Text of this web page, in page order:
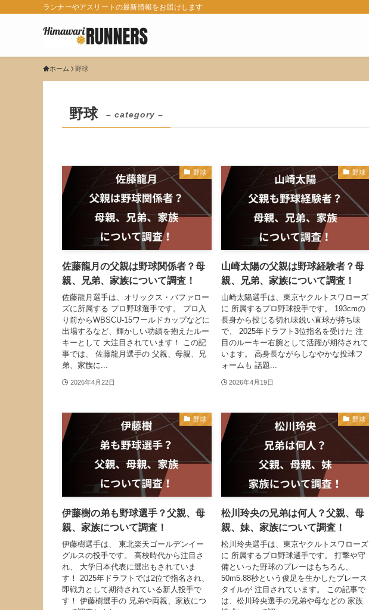
ランナーやアスリートの最新情報をお届けします
ホーム 野球
野球 – category –
野球
佐藤龍月の父親は野球関係者？母
親、兄弟、家族について調査！
佐藤龍月選手は、オリックス・バファロー
ズに所属する プロ野球選手です。 プロ入
り前からWBSCU-15ワールドカップなどに
出場するなど、輝かしい功績を抱えたルー
キーとして 大注目されています！ この記
事では、 佐藤龍月選手の 父親、母親、兄
弟、家族に...
2026年4月22日
野球
山崎太陽の父親は野球経験者？母
親、兄弟、家族について調査！
山崎太陽選手は、東京ヤクルトスワローズ
に 所属するプロ野球投手です。 193cmの
長身から投じる切れ味鋭い直球が持ち味
で、 2025年ドラフト3位指名を受けた 注
目のルーキー右腕として活躍が期待されて
います。 高身長ながらしなやかな投球フ
ォームも 話題...
2026年4月19日
野球
伊藤樹の弟も野球選手？父親、母
親、家族について調査！
伊藤樹選手は、 東北楽天ゴールデンイー
グルスの投手です。 高校時代から注目さ
れ、 大学日本代表に選出もされていま
す！ 2025年ドラフトでは2位で指名され、
即戦力として期待されている新人投手で
す！ 伊藤樹選手の 兄弟や両親、家族につ
野球
松川玲央の兄弟は何人？父親、母
親、妹、家族について調査！
松川玲央選手は、東京ヤクルトスワローズ
に 所属するプロ野球選手です。 打撃や守
備といった野球のプレーはもちろん、
50m5.88秒という俊足を生かしたプレース
タイルが 注目されています。 この記事で
は、松川玲央選手の兄弟や母などの 家族